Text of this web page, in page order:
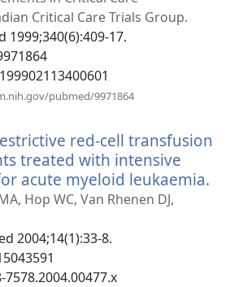
Critical Care Trials Group.
1999;340(6):409-17.
pubmed/9971864
red-cell transfusion
treated with intensive
acute myeloid leukaemia.
Hop WC, Van Rhenen DJ,
2004;14(1):33-8.
7578.2004.00477.x